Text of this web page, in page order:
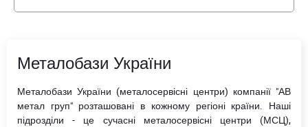
Металобази України
Металобази України (металосервісні центри) компанії "АВ
метал груп" розташовані в кожному регіоні країни. Наші
підрозділи - це сучасні металосервісні центри (МСЦ),